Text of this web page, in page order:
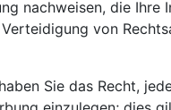
nachweisen, die Ihre
von
Sie das Recht,